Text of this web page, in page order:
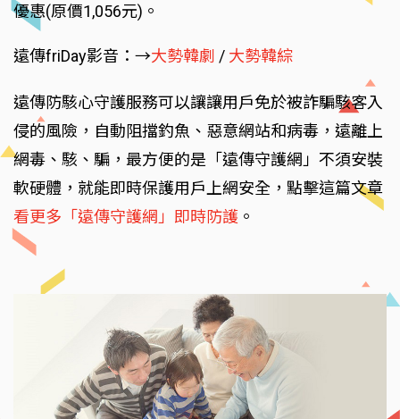
優惠(原價1,056元)。
遠傳friDay影音： →大勢韓劇 / 大勢韓綜
遠傳防駭心守護服務可以讓讓用戶免於被詐騙駭客入
侵的風險，自動阻擋釣魚、惡意網站和病毒，遠離上
網毒、駭、騙，最方便的是「遠傳守護網」不須安裝
軟硬體，就能即時保護用戶上網安全，點擊這篇文章
看更多「遠傳守護網」即時防護 。